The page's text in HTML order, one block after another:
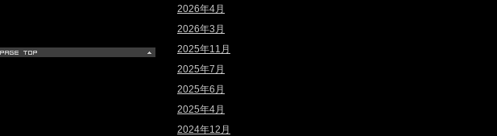
2026年4月
2026年3月
2025年11月
2025年7月
2025年6月
2025年4月
2024年12月